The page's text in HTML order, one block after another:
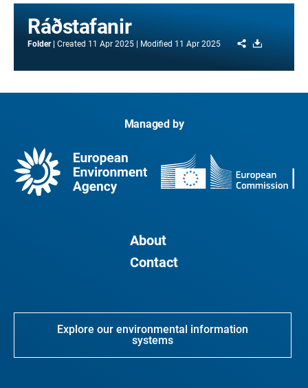
Ráðstafanir
Folder Created 11 Apr 2025 Modified 11 Apr 2025 Share
Managed by
About
Contact
Explore our environmental information
systems